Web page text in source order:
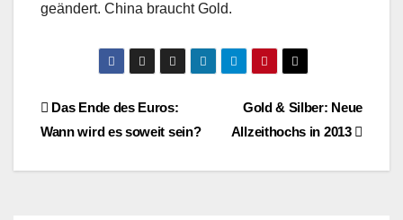
geändert. China braucht Gold.
BeitragsnavigationGold & Silber: Neue
Allzeithochs in 2013
Das Ende des Euros:
Wann wird es soweit sein?